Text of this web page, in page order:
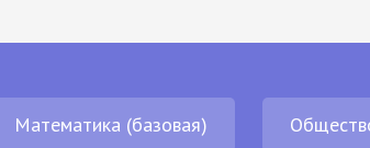
Математика (базовая)